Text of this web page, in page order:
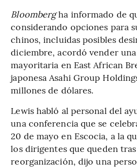
Bloombergha informado de
considerando opciones para
chinos, incluidas posibles
diciembre, acordó vender
mayoritaria en East African
japonesa Asahi Group
millones de dólares.
Lewis habló al personal del
una conferencia que se
20 de mayo en Escocia, a la
los dirigentes que queden
reorganización, dijo una